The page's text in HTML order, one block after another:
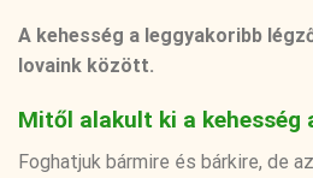
A kehesség a leggyakoribb
lovaink között.
Mitől alakult ki a kehesség
Foghatjuk bármire és bárkire, de